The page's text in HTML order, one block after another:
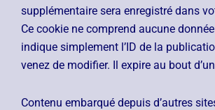
supplémentaire sera enregistré dans
Ce cookie ne comprend aucune
indique simplement l’ID de la
venez de modifier. Il expire au bout
Contenu embarqué depuis d’autres